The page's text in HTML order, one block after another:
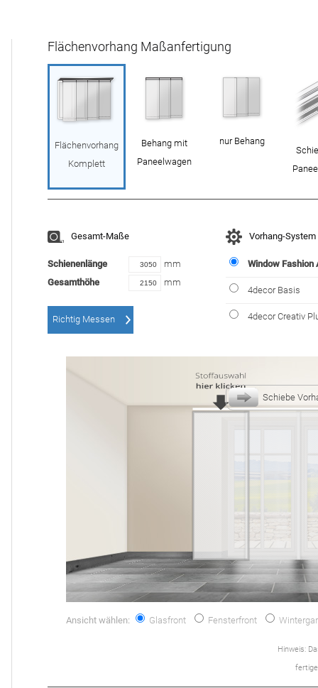
Flächenvorhang Maßanfertigung
Flächenvorhang
Komplett
Behang mit
Paneelwagen
nur Behang
Gesamt-Maße
Schienenlänge
mm
Gesamthöhe
mm
Richtig Messen
Vorhang-System
Window Fashion
4decor Basis
4decor Creativ
Ansicht wählen: Glasfront Fensterfront
Hinweis:
Schiebe